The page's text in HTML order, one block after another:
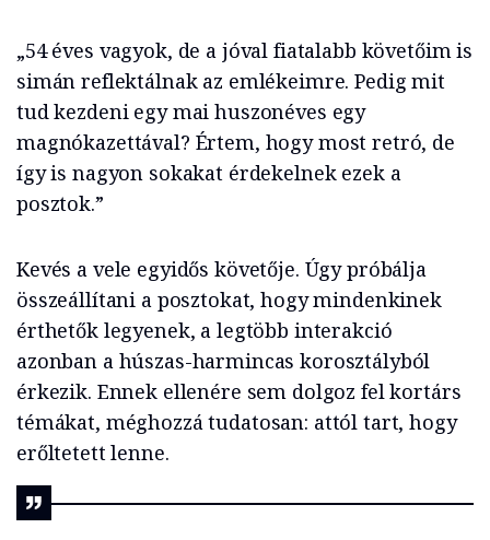
„54 éves vagyok, de a jóval fiatalabb követőim is
simán reflektálnak az emlékeimre. Pedig mit
tud kezdeni egy mai huszonéves egy
magnókazettával? Értem, hogy most retró, de
így is nagyon sokakat érdekelnek ezek a
posztok.”
Kevés a vele egyidős követője. Úgy próbálja
összeállítani a posztokat, hogy mindenkinek
érthetők legyenek, a legtöbb interakció
azonban a húszas-harmincas korosztályból
érkezik. Ennek ellenére sem dolgoz fel kortárs
témákat, méghozzá tudatosan: attól tart, hogy
erőltetett lenne.